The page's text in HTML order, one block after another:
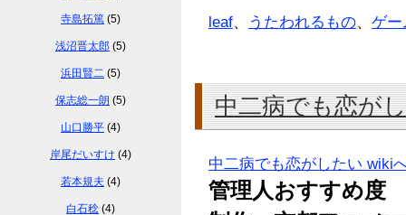
leaf、 うたわれるもの、 ゲー
中二病でも恋が
中二病でも恋がしたい wiki
管理人おすすめ
寺島拓篤 (5)
浅沼晋太郎 (5)
浜田賢二 (5)
保志総一朗 (5)
山口勝平 (4)
岸尾だいすけ (4)
若本規夫 (4)
白石稔 (4)